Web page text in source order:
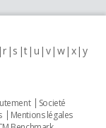
r s t u v w x y
Societé
Mentions légales